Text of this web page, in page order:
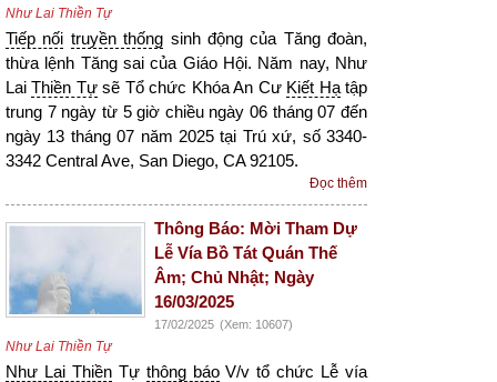
Như Lai Thiền Tự
Tiếp nối truyền thống sinh động của Tăng đoàn,
thừa lệnh Tăng sai của Giáo Hội. Năm nay, Như
LaiThiền Tựsẽ Tổ chức Khóa An Cư Kiết Hạtập
trung 7 ngày từ 5 giờ chiều ngày 06 tháng 07 đến
ngày 13 tháng 07 năm 2025 tại Trú xứ, số 3340-
3342 Central Ave, San Diego, CA 92105.
Đọc thêm
Thông Báo: Mời Tham Dự
Lễ Vía Bồ Tát Quán Thế
Âm; Chủ Nhật; Ngày
16/03/2025
17/02/2025 (Xem: 10607)
Như Lai Thiền Tự
Như Lai ThiềnTự thông báoV/v tổ chức Lễ vía